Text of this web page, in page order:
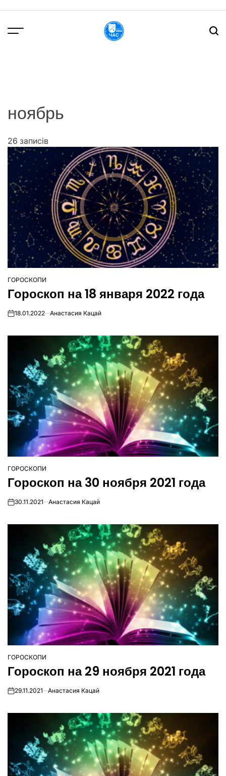
вмісту
ноябрь
26 записів
ОПУБЛІКУВАТИ
У
ГОРОСКОПИ
Гороскоп на 18 января 2022 года
on18.01.2022 Анастасия Кацай
ОПУБЛІКУВАТИ
У
ГОРОСКОПИ
Гороскоп на 30 ноября 2021 года
on30.11.2021 Анастасия Кацай
ОПУБЛІКУВАТИ
У
ГОРОСКОПИ
Гороскоп на 29 ноября 2021 года
on29.11.2021 Анастасия Кацай